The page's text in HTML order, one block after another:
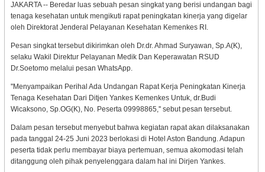
JAKARTA -- Beredar luas sebuah pesan singkat yang berisi undangan bagi
tenaga kesehatan untuk mengikuti rapat peningkatan kinerja yang digelar
oleh Direktorat Jenderal Pelayanan Kesehatan Kemenkes RI.
Pesan singkat tersebut dikirimkan oleh Dr.dr. Ahmad Suryawan, Sp.A(K),
selaku Wakil Direktur Pelayanan Medik Dan Keperawatan RSUD
Dr.Soetomo melalui pesan WhatsApp.
''Menyampaikan Perihal Ada Undangan Rapat Kerja Peningkatan Kinerja
Tenaga Kesehatan Dari Ditjen Yankes Kemenkes Untuk, dr.Budi
Wicaksono, Sp.OG(K), No. Peserta 09998865,'' sebut pesan tersebut.
Dalam pesan tersebut menyebut bahwa kegiatan rapat akan dilaksanakan
pada tanggal 24-25 Juni 2023 berlokasi di Hotel Aston Bandung. Adapun
peserta tidak perlu membayar biaya pertemuan, semua akomodasi telah
ditanggung oleh pihak penyelenggara dalam hal ini Dirjen Yankes.